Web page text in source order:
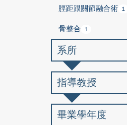
脛距跟關節融合術 1
骨整合 1
系所
指導教授
畢業學年度